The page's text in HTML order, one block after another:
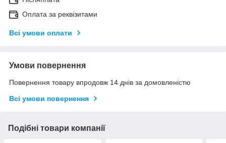
Оплата за реквізитами
Всі умови оплати
Умови повернення
Повернення товару впродовж 14 днів за домовленістю
Всі умови повернення
Подібні товари компанії